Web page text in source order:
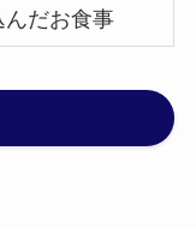
んだお食事